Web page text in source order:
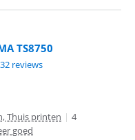
TS8750
32 reviews.
32 reviews
Thuis printen | 4
goed